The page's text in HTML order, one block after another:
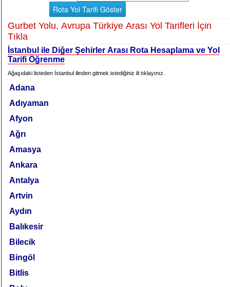
Gurbet Yolu, Avrupa Türkiye Arası Yol Tarifleri İçin
Tıkla
İstanbul ile Diğer Şehirler Arası Rota Hesaplama ve Yol
Tarifi Öğrenme
Ağaşıdaki listeden İstanbul ilinden gitmek istediğiniz ili tıklayınız.
Adana
Adıyaman
Afyon
Ağrı
Amasya
Ankara
Antalya
Artvin
Aydın
Balıkesir
Bilecik
Bingöl
Bitlis